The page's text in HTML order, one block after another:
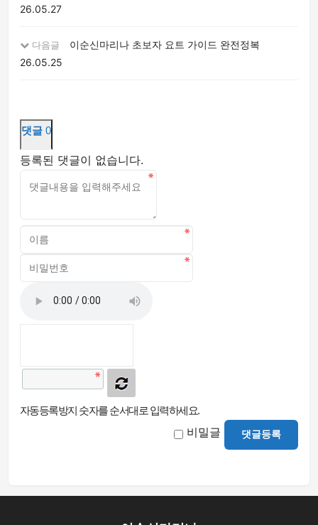
26.05.27
다음글
이순신마리나 초보자 요트 가이드 완전정복
26.05.25
댓글 0
등록된 댓글이 없습니다.
자동등록방지 숫자를 순서대로 입력하세요.
비밀글 댓글등록